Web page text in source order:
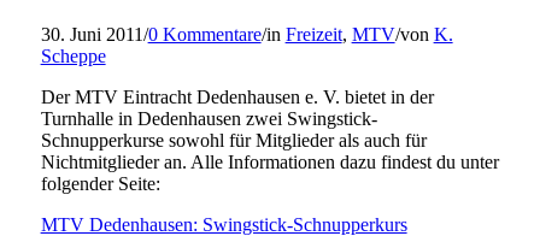
30. Juni 2011/0 Kommentare/in Freizeit, MTV/von K.
Scheppe
Der MTV Eintracht Dedenhausen e. V. bietet in der
Turnhalle in Dedenhausen zwei Swingstick-
Schnupperkurse sowohl für Mitglieder als auch für
Nichtmitglieder an. Alle Informationen dazu findest du unter
folgender Seite:
MTV Dedenhausen: Swingstick-Schnupperkurs